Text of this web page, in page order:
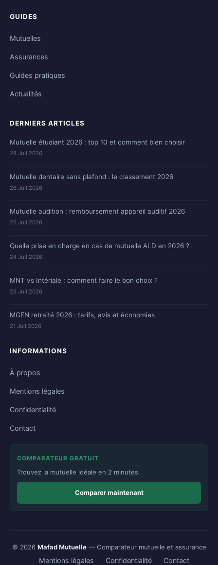
GUIDES
Mutuelles
Assurances
Guides pratiques
Actualités
DERNIERS ARTICLES
Mutuelle étudiant 2026 : top 10 et comment bien choisir
28 Juil 2026
Mutuelle dentaire sans plafond : le classement 2026
26 Juil 2026
Mutuelle audition : remboursement appareil auditif 2026
25 Juil 2026
Quelle prise en charge en cas de mutuelle ALD en 2026 ?
24 Juil 2026
MNT vs Intériale : comment faire le bon choix ?
23 Juil 2026
MGEN retraité 2026 : tarifs, avis et économies
21 Juil 2026
INFORMATIONS
À propos
Mentions légales
Confidentialité
Contact
COMPARATEUR GRATUIT
Trouvez la mutuelle idéale en 2 minutes.
Comparer maintenant
© 2026 Mafad Mutuelle— Comparateur mutuelle et assurance
Mentions légales Confidentialité Contact